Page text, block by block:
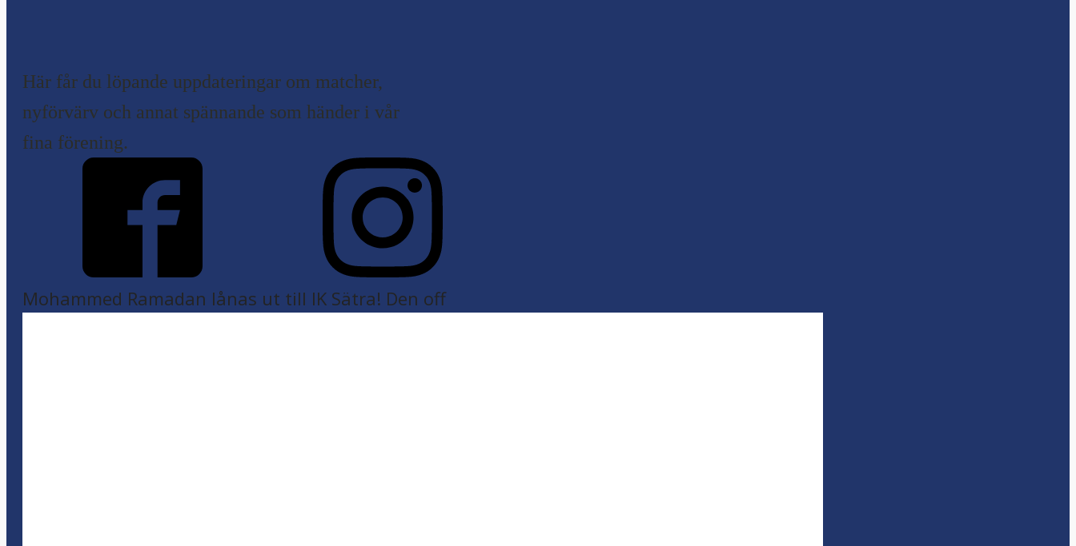
Här får du löpande uppdateringar om matcher,
nyförvärv och annat spännande som händer i vår
fina förening.
Mohammed Ramadan lånas ut till IK Sätra! Den off